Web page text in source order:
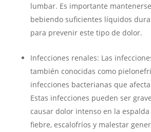
lumbar. Es importante
bebiendo suficientes líquidos
para prevenir este tipo de dolor.
Infecciones renales: Las
también conocidas como
infecciones bacterianas que
Estas infecciones pueden ser
causar dolor intenso en la espalda
fiebre, escalofríos y malestar